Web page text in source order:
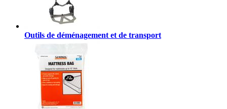
Outils de déménagement et de transport